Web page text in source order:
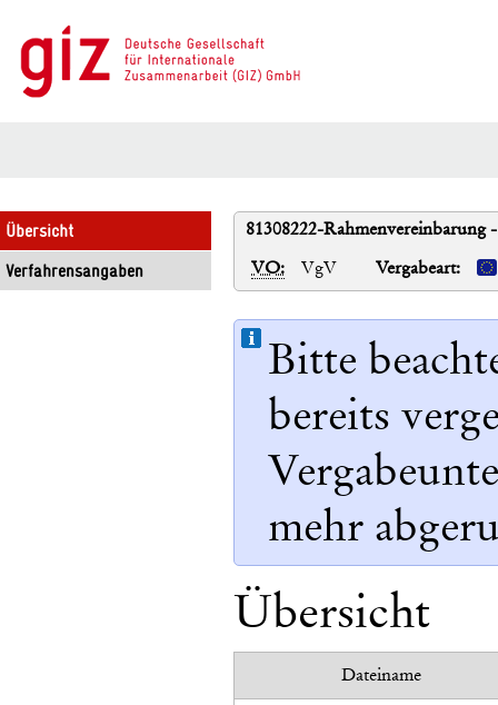
Übersicht
Verfahrensangaben
81308222-
VO:
VgV Vergabeart:
Bitte
bereits
mehr
Übersicht
Dateiname